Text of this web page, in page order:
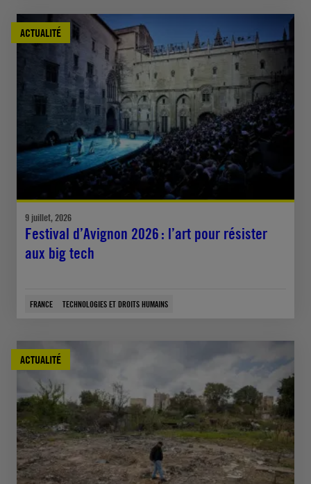
ACTUALITÉ
9 juillet, 2026
Festival d’Avignon 2026 : l’art pour résister
aux big tech
FRANCE TECHNOLOGIES ET DROITS HUMAINS
ACTUALITÉ